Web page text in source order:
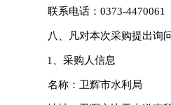
联系电话： 0373-4470061
八 、凡对本次采购提出询
1、采购人信息
名称： 卫辉市水利局